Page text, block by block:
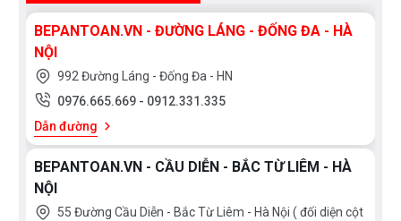
BEPANTOAN.VN - ĐƯỜNG LÁNG - ĐỐNG ĐA - HÀ
NỘI
992 Đường Láng - Đống Đa - HN
0976.665.669 - 0912.331.335
Dẫn đường
BEPANTOAN.VN - CẦU DIỄN - BẮC TỪ LIÊM - HÀ
NỘI
55 Đường Cầu Diễn - Bắc Từ Liêm - Hà Nội ( đối diện cột